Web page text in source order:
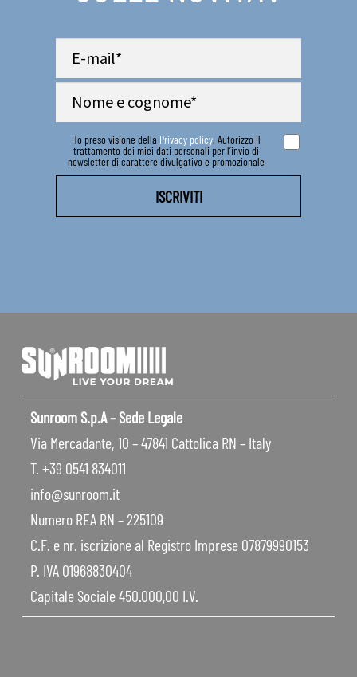
Ho preso visione della Privacy policy. Autorizzo il
trattamento dei miei dati personali per l’invio di
newsletter di carattere divulgativo e promozionale
Sunroom S.p.A – Sede Legale
Via Mercadante, 10 – 47841 Cattolica RN – Italy
T. +39 0541 834011
info@sunroom.it
Numero REA RN – 225109
C.F. e nr. iscrizione al Registro Imprese 07879990153
P. IVA 01968830404
Capitale Sociale 450.000,00 I.V.